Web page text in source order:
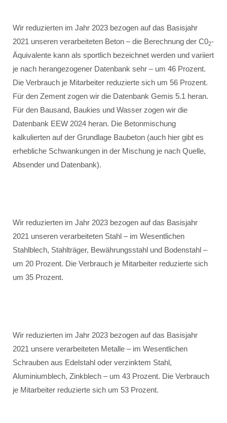
Wir reduzierten im Jahr 2023 bezogen auf das Basisjahr
2021 unseren verarbeiteten Beton – die Berechnung der C02-
Äquivalente kann als sportlich bezeichnet werden und variiert
je nach herangezogener Datenbank sehr – um 46 Prozent.
Die Verbrauch je Mitarbeiter reduzierte sich um 56 Prozent.
Für den Zement zogen wir die Datenbank Gemis 5.1 heran.
Für den Bausand, Baukies und Wasser zogen wir die
Datenbank EEW 2024 heran. Die Betonmischung
kalkulierten auf der Grundlage Baubeton (auch hier gibt es
erhebliche Schwankungen in der Mischung je nach Quelle,
Absender und Datenbank).
Wir reduzierten im Jahr 2023 bezogen auf das Basisjahr
2021 unseren verarbeiteten Stahl – im Wesentlichen
Stahlblech, Stahlträger, Bewährungsstahl und Bodenstahl –
um 20 Prozent. Die Verbrauch je Mitarbeiter reduzierte sich
um 35 Prozent.
Wir reduzierten im Jahr 2023 bezogen auf das Basisjahr
2021 unsere verarbeiteten Metalle – im Wesentlichen
Schrauben aus Edelstahl oder verzinktem Stahl,
Aluminiumblech, Zinkblech – um 43 Prozent. Die Verbrauch
je Mitarbeiter reduzierte sich um 53 Prozent.